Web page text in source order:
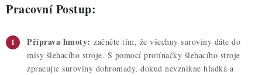
Pracovní Postup:
Příprava hmoty: začněte tím, že všechny suroviny dáte do
mísy šlehacího stroje. S pomocí protínačky šlehacího stroje
zpracujte suroviny dohromady, dokud nevznikne hladká a